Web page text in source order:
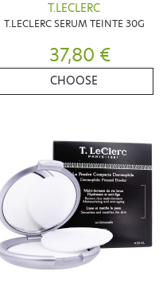
T.LECLERC
T.LECLERC SERUM TEINTE 30G
37,80 €
CHOOSE